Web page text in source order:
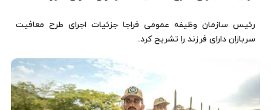
رئیس سازمان وظیفه عمومی فراجا جزئیات اجرای طرح معافیت
سربازان دارای فرزند را تشریح کرد.